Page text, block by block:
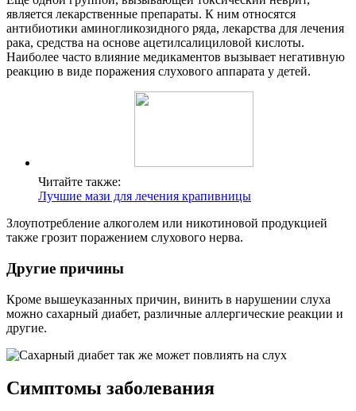
является лекарственные препараты. К ним относятся
антибиотики аминогликозидного ряда, лекарства для лечения
рака, средства на основе ацетилсалициловой кислоты.
Наиболее часто влияние медикаментов вызывает негативную
реакцию в виде поражения слухового аппарата у детей.
Читайте также:
Лучшие мази для лечения крапивницы
Злоупотребление алкоголем или никотиновой продукцией
также грозит поражением слухового нерва.
Другие причины
Кроме вышеуказанных причин, винить в нарушении слуха
можно сахарный диабет, различные аллергические реакции и
другие.
Симптомы заболевания